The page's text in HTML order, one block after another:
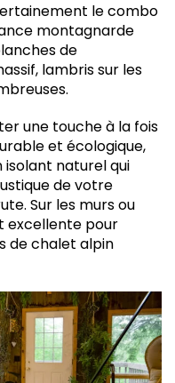
le combo
montagnarde
de
lambris sur les
une touche à la fois
et écologique,
naturel qui
de votre
Sur les murs ou
excellente pour
de chalet alpin